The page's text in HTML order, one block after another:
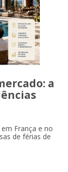
a
França e no
de férias de